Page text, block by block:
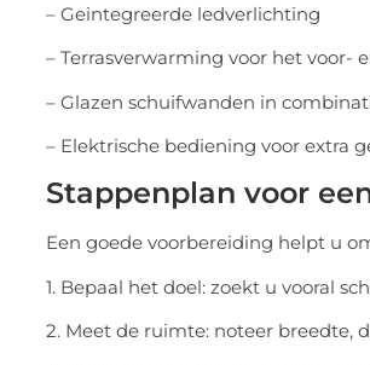
– Geintegreerde ledverlichting
– Terrasverwarming voor het voor-
– Glazen schuifwanden in
– Elektrische bediening voor extra
Stappenplan voor
Een goede voorbereiding helpt u
1. Bepaal het doel: zoekt u vooral
2. Meet de ruimte: noteer breedte,